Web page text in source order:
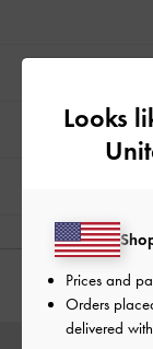
Looks
Prices and
Orders
delivered